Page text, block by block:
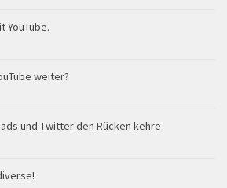
YouTube.
weiter?
und Twitter den Rücken kehre